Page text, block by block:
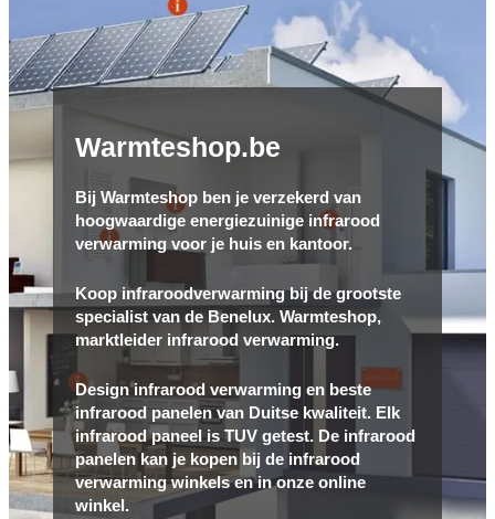
Warmteshop.be
Bij Warmteshop ben je verzekerd van
hoogwaardige energiezuinige infrarood
verwarming voor je huis en kantoor.
Koop infraroodverwarming bij de grootste
specialist van de Benelux. Warmteshop,
marktleider infrarood verwarming.
Design infrarood verwarming en beste
infrarood panelen van Duitse kwaliteit. Elk
infrarood paneel is TUV getest. De infrarood
panelen kan je kopen bij de infrarood
verwarming winkels en in onze online
winkel.